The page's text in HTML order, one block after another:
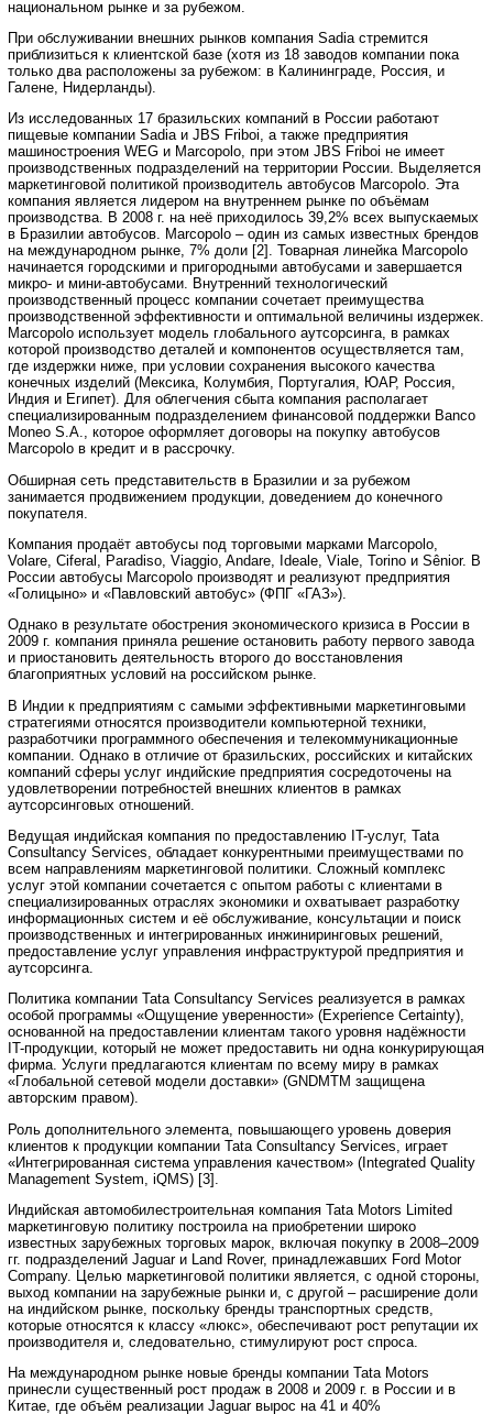
национальном рынке и за рубежом.
При обслуживании внешних рынков компания Sadia стремится
приблизиться к клиентской базе (хотя из 18 заводов компании пока
только два расположены за рубежом: в Калининграде, Россия, и
Галене, Нидерланды).
Из исследованных 17 бразильских компаний в России работают
пищевые компании Sadia и JBS Friboi, а также предприятия
машиностроения WEG и Marcopolo, при этом JBS Friboi не имеет
производственных подразделений на территории России. Выделяется
маркетинговой политикой производитель автобусов Marcopolo. Эта
компания является лидером на внутреннем рынке по объёмам
производства. В 2008 г. на неё приходилось 39,2% всех выпускаемых
в Бразилии автобусов. Marcopolo – один из самых известных брендов
на международном рынке, 7% доли [2]. Товарная линейка Marcopolo
начинается городскими и пригородными автобусами и завершается
микро- и мини-автобусами. Внутренний технологический
производственный процесс компании сочетает преимущества
производственной эффективности и оптимальной величины издержек.
Marcopolo использует модель глобального аутсорсинга, в рамках
которой производство деталей и компонентов осуществляется там,
где издержки ниже, при условии сохранения высокого качества
конечных изделий (Мексика, Колумбия, Португалия, ЮАР, Россия,
Индия и Египет). Для облегчения сбыта компания располагает
специализированным подразделением финансовой поддержки Banco
Moneo S.A., которое оформляет договоры на покупку автобусов
Marcopolo в кредит и в рассрочку.
Обширная сеть представительств в Бразилии и за рубежом
занимается продвижением продукции, доведением до конечного
покупателя.
Компания продаёт автобусы под торговыми марками Marcopolo,
Volare, Ciferal, Paradiso, Viaggio, Andare, Ideale, Viale, Torino и Sênior. В
России автобусы Marcopolo производят и реализуют предприятия
«Голицыно» и «Павловский автобус» (ФПГ «ГАЗ»).
Однако в результате обострения экономического кризиса в России в
2009 г. компания приняла решение остановить работу первого завода
и приостановить деятельность второго до восстановления
благоприятных условий на российском рынке.
В Индии к предприятиям с самыми эффективными маркетинговыми
стратегиями относятся производители компьютерной техники,
разработчики программного обеспечения и телекоммуникационные
компании. Однако в отличие от бразильских, российских и китайских
компаний сферы услуг индийские предприятия сосредоточены на
удовлетворении потребностей внешних клиентов в рамках
аутсорсинговых отношений.
Ведущая индийская компания по предоставлению IT-услуг, Tata
Consultancy Services, обладает конкурентными преимуществами по
всем направлениям маркетинговой политики. Сложный комплекс
услуг этой компании сочетается с опытом работы с клиентами в
специализированных отраслях экономики и охватывает разработку
информационных систем и её обслуживание, консультации и поиск
производственных и интегрированных инжиниринговых решений,
предоставление услуг управления инфраструктурой предприятия и
аутсорсинга.
Политика компании Tata Consultancy Services реализуется в рамках
особой программы «Ощущение уверенности» (Experience Certainty),
основанной на предоставлении клиентам такого уровня надёжности
IT-продукции, который не может предоставить ни одна конкурирующая
фирма. Услуги предлагаются клиентам по всему миру в рамках
«Глобальной сетевой модели доставки» (GNDMTM защищена
авторским правом).
Роль дополнительного элемента, повышающего уровень доверия
клиентов к продукции компании Tata Consultancy Services, играет
«Интегрированная система управления качеством» (Integrated Quality
Management System, iQMS) [3].
Индийская автомобилестроительная компания Tata Motors Limited
маркетинговую политику построила на приобретении широко
известных зарубежных торговых марок, включая покупку в 2008–2009
гг. подразделений Jaguar и Land Rover, принадлежавших Ford Motor
Company. Целью маркетинговой политики является, с одной стороны,
выход компании на зарубежные рынки и, с другой – расширение доли
на индийском рынке, поскольку бренды транспортных средств,
которые относятся к классу «люкс», обеспечивают рост репутации их
производителя и, следовательно, стимулируют рост спроса.
На международном рынке новые бренды компании Tata Motors
принесли существенный рост продаж в 2008 и 2009 г. в России и в
Китае, где объём реализации Jaguar вырос на 41 и 40%